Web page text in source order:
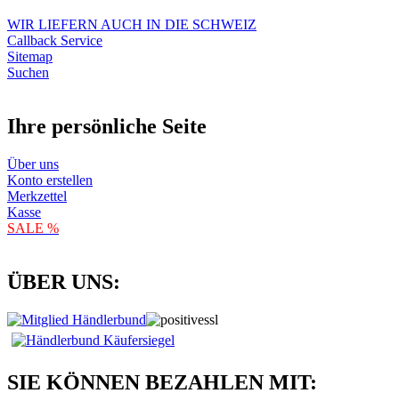
WIR LIEFERN AUCH IN DIE SCHWEIZ
Callback Service
Sitemap
Suchen
Ihre persönliche Seite
Über uns
Konto erstellen
Merkzettel
Kasse
SALE %
ÜBER UNS:
SIE KÖNNEN BEZAHLEN MIT: